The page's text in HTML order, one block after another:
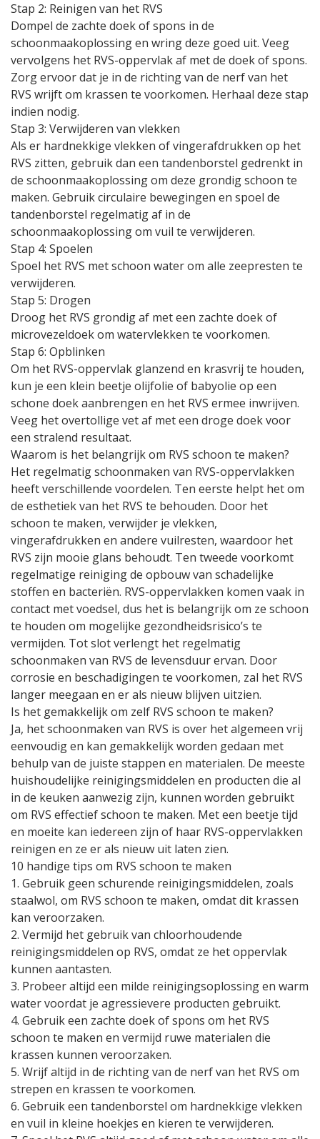
Stap 2: Reinigen van het RVS
Dompel de zachte doek of spons in de
schoonmaakoplossing en wring deze goed uit. Veeg
vervolgens het RVS-oppervlak af met de doek of spons.
Zorg ervoor dat je in de richting van de nerf van het
RVS wrijft om krassen te voorkomen. Herhaal deze stap
indien nodig.
Stap 3: Verwijderen van vlekken
Als er hardnekkige vlekken of vingerafdrukken op het
RVS zitten, gebruik dan een tandenborstel gedrenkt in
de schoonmaakoplossing om deze grondig schoon te
maken. Gebruik circulaire bewegingen en spoel de
tandenborstel regelmatig af in de
schoonmaakoplossing om vuil te verwijderen.
Stap 4: Spoelen
Spoel het RVS met schoon water om alle zeepresten te
verwijderen.
Stap 5: Drogen
Droog het RVS grondig af met een zachte doek of
microvezeldoek om watervlekken te voorkomen.
Stap 6: Opblinken
Om het RVS-oppervlak glanzend en krasvrij te houden,
kun je een klein beetje olijfolie of babyolie op een
schone doek aanbrengen en het RVS ermee inwrijven.
Veeg het overtollige vet af met een droge doek voor
een stralend resultaat.
Waarom is het belangrijk om RVS schoon te maken?
Het regelmatig schoonmaken van RVS-oppervlakken
heeft verschillende voordelen. Ten eerste helpt het om
de esthetiek van het RVS te behouden. Door het
schoon te maken, verwijder je vlekken,
vingerafdrukken en andere vuilresten, waardoor het
RVS zijn mooie glans behoudt. Ten tweede voorkomt
regelmatige reiniging de opbouw van schadelijke
stoffen en bacteriën. RVS-oppervlakken komen vaak in
contact met voedsel, dus het is belangrijk om ze schoon
te houden om mogelijke gezondheidsrisico’s te
vermijden. Tot slot verlengt het regelmatig
schoonmaken van RVS de levensduur ervan. Door
corrosie en beschadigingen te voorkomen, zal het RVS
langer meegaan en er als nieuw blijven uitzien.
Is het gemakkelijk om zelf RVS schoon te maken?
Ja, het schoonmaken van RVS is over het algemeen vrij
eenvoudig en kan gemakkelijk worden gedaan met
behulp van de juiste stappen en materialen. De meeste
huishoudelijke reinigingsmiddelen en producten die al
in de keuken aanwezig zijn, kunnen worden gebruikt
om RVS effectief schoon te maken. Met een beetje tijd
en moeite kan iedereen zijn of haar RVS-oppervlakken
reinigen en ze er als nieuw uit laten zien.
10 handige tips om RVS schoon te maken
1. Gebruik geen schurende reinigingsmiddelen, zoals
staalwol, om RVS schoon te maken, omdat dit krassen
kan veroorzaken.
2. Vermijd het gebruik van chloorhoudende
reinigingsmiddelen op RVS, omdat ze het oppervlak
kunnen aantasten.
3. Probeer altijd een milde reinigingsoplossing en warm
water voordat je agressievere producten gebruikt.
4. Gebruik een zachte doek of spons om het RVS
schoon te maken en vermijd ruwe materialen die
krassen kunnen veroorzaken.
5. Wrijf altijd in de richting van de nerf van het RVS om
strepen en krassen te voorkomen.
6. Gebruik een tandenborstel om hardnekkige vlekken
en vuil in kleine hoekjes en kieren te verwijderen.